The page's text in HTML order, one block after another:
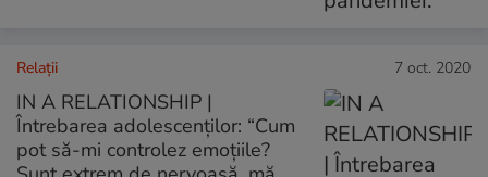
Relații 7 oct. 2020
IN A RELATIONSHIP |
Întrebarea adolescenților: “Cum
pot să-mi controlez emoțiile?